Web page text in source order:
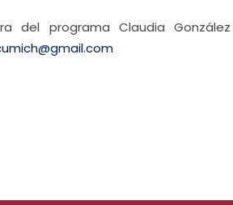
del programa Claudia